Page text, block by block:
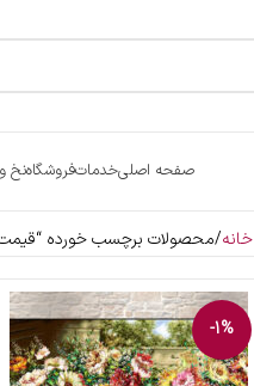
صفحه اصلیخدماتفروشگاهنخ
خانه محصولات برچسب خورده
-1%